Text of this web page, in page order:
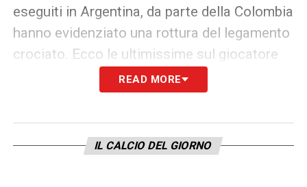
eseguiti in Argentina, da parte della Colombia
hanno evidenziato una rottura del legamento
crociato. Ecco le ultimissime sul giocatore
della Nazionale Colombiana, è emerso che
READ MORE
IL CALCIO DEL GIORNO